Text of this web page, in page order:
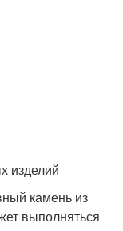
изделий
камень из
выполняться